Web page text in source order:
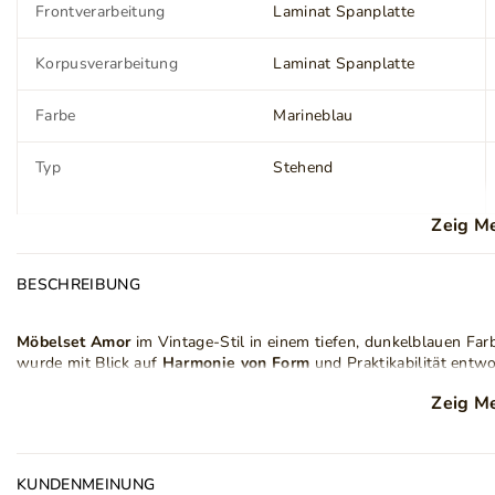
Frontverarbeitung Laminat Spanplatte
Korpusverarbeitung Laminat Spanplatte
Farbe Marineblau
Typ Stehend
Farbe der Beine
Stil Vintage
Zeig
BESCHREIBUNG
Möbelset Amorim Vintage-Stil in einem tiefen, dunkelblauen
wurde mit Blick auf Harmonie von Form und Praktikabilität
– ein hohes, schlankes
Kommode mit Schubladen und Schränken
– eine breite
Zeig
KUNDENMEINUNG